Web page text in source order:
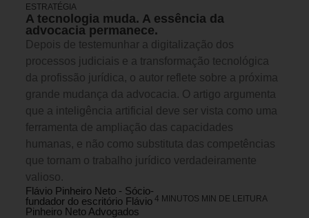
ESTRATÉGIA
A tecnologia muda. A essência da
advocacia permanece.
Depois de testemunhar a digitalização dos
processos judiciais e a transformação tecnológica
da profissão jurídica, o autor reflete sobre a próxima
grande mudança da advocacia. O artigo argumenta
que a inteligência artificial deve ser vista como uma
ferramenta de ampliação das capacidades
humanas, e não como substituta das competências
que tornam o trabalho jurídico verdadeiramente
valioso.
Flávio Pinheiro Neto - Sócio-
fundador do escritório Flávio
Pinheiro Neto Advogados
4 MINUTOS MIN DE LEITURA